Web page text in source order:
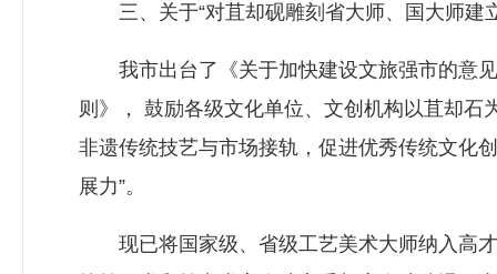
三、关于“对苴却砚雕刻省大师、国大师建
我市出台了《关于加快建设文旅强市的意见
则》， 鼓励各级文化单位、文创机构以苴却石
非遗传统技艺与市场接轨，促进优秀传统文化
展力”。
现已将国家级、省级工艺美术大师纳入高才